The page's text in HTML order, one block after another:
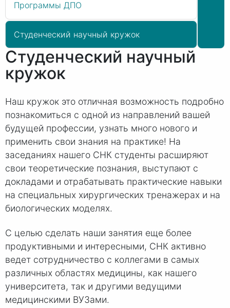
Программы ДПО
Студенческий научный кружок
Студенческий научный
кружок
Наш кружок это отличная возможность подробно
познакомиться с одной из направлений вашей
будущей профессии, узнать много нового и
применить свои знания на практике! На
заседаниях нашего СНК студенты расширяют
свои теоретические познания, выступают с
докладами и отрабатывать практические навыки
на специальных хирургических тренажерах и на
биологических моделях.
С целью сделать наши занятия еще более
продуктивными и интересными, СНК активно
ведет сотрудничество с коллегами в самых
различных областях медицины, как нашего
университета, так и другими ведущими
медицинскими ВУЗами.